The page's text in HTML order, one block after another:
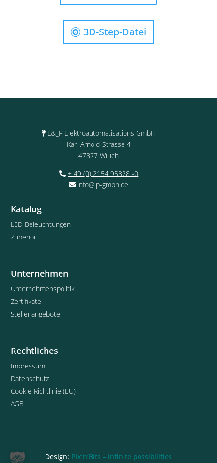
3D-Step-Datei
L&_P Elektroautomatisations GmbH
Karl-Arnold-Strasse 4
47877 Willich
+ 49 (0) 2154 95328 -0
info@lp-gmbh.de
Katalog
LED Beleuchtungen
Zubehör
Unternehmen
Unternehmenspolitik
Zertifikate
Stellenangebote
Rechtliches
Impressum
Datenschutz
Cookie-Richtlinie (EU)
AGB
Design: Pix’n’Bits – infinite possibilities